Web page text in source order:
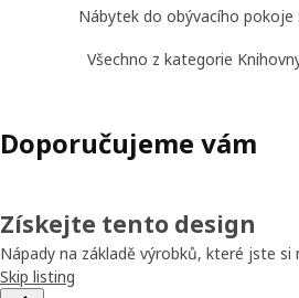
Nábytek do obývacího pokoje
Všechno z kategorie
Doporučujeme vám
Získejte tento design
Nápady na základě výrobků, které jste si
Skip listing